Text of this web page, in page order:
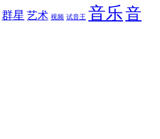
群星 艺术 视频 试音王 音乐音